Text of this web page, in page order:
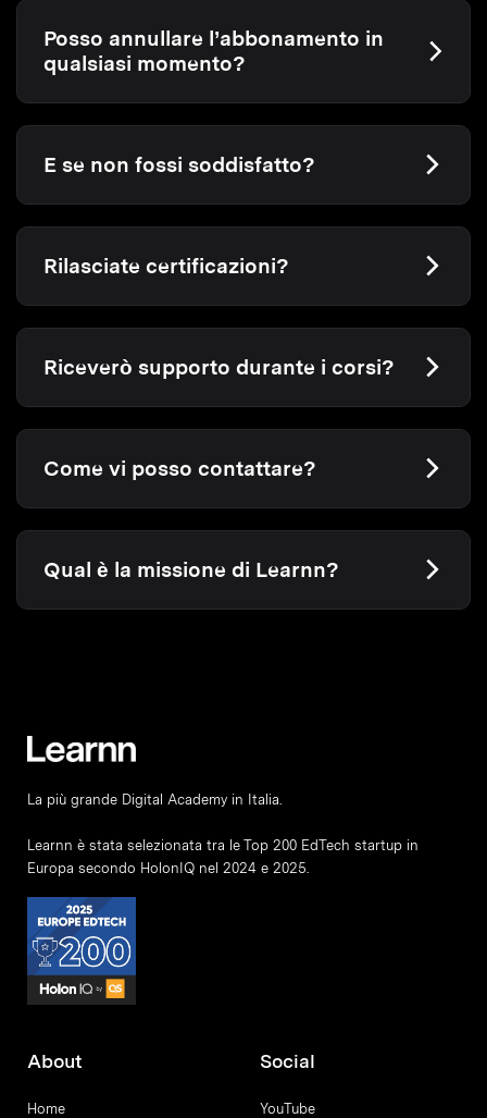
Posso annullare l’abbonamento in
qualsiasi momento?
E se non fossi soddisfatto?
Rilasciate certificazioni?
Riceverò supporto durante i corsi?
Come vi posso contattare?
Qual è la missione di Learnn?
La più grande Digital Academy in Italia.
Learnn è stata selezionata tra le Top 200 EdTech startup in
Europa secondo HolonIQ nel 2024 e 2025.
About
Home
Social
YouTube